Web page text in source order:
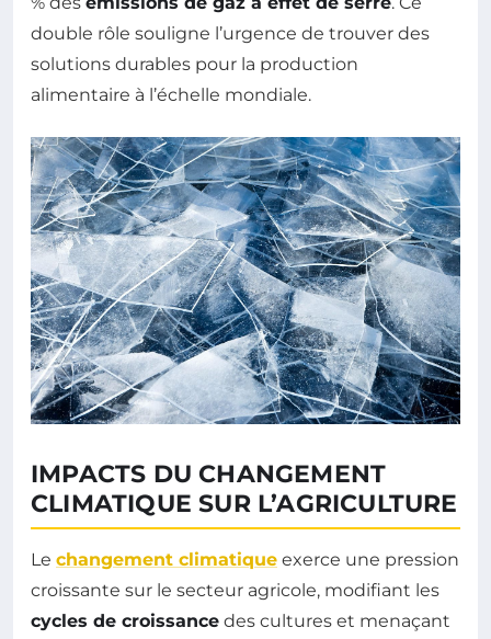
double rôle souligne l’urgence de trouver des
solutions durables pour la production
alimentaire à l’échelle mondiale.
IMPACTS DU CHANGEMENT
CLIMATIQUE SUR L’AGRICULTURE
Le changement climatique exerce une pression
croissante sur le secteur agricole, modifiant les
cycles de croissance des cultures et menaçant